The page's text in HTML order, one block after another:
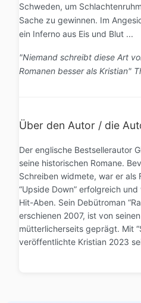
Schweden, um
Sache zu gewinnen. Im
ein Inferno aus Eis und Blut ...
"Niemand schreibt diese Art
Romanen besser als Kristian"
Über den Autor / die
Der englische Bestsellerautor
seine historischen Romane.
Schreiben widmete, war er als
“Upside Down” erfolgreich
Hit-Aben. Sein Debütroman
erschienen 2007, ist von
mütterlicherseits geprägt. Mit
veröffentlichte Kristian 2023